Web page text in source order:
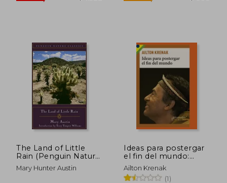
40%
dcto.
45%
dcto.
The Land of Little
Rain (Penguin Nature
Library) (en Inglés)
Mary Hunter Austin
Ideas para postergar
el fin del mundo:
Pueblos indígenas y
medioambiente
Ailton Krenak
(1)